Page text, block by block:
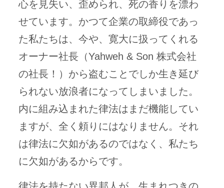
心を見失い、歪められ、死の香りを漂わ
せています。かつて企業の取締役であっ
た私たちは、今や、寛大に扱ってくれる
オーナー社長（Yahweh & Son 株式会社
の社長！）から盗むことでしか生き延び
られない放浪者になってしまいました。
内に組み込まれた律法はまだ機能してい
ますが、全く頼りにはなりません。それ
は律法に欠如があるのではなく、私たち
に欠如があるからです。